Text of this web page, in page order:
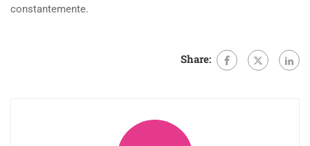
constantemente.
Share: